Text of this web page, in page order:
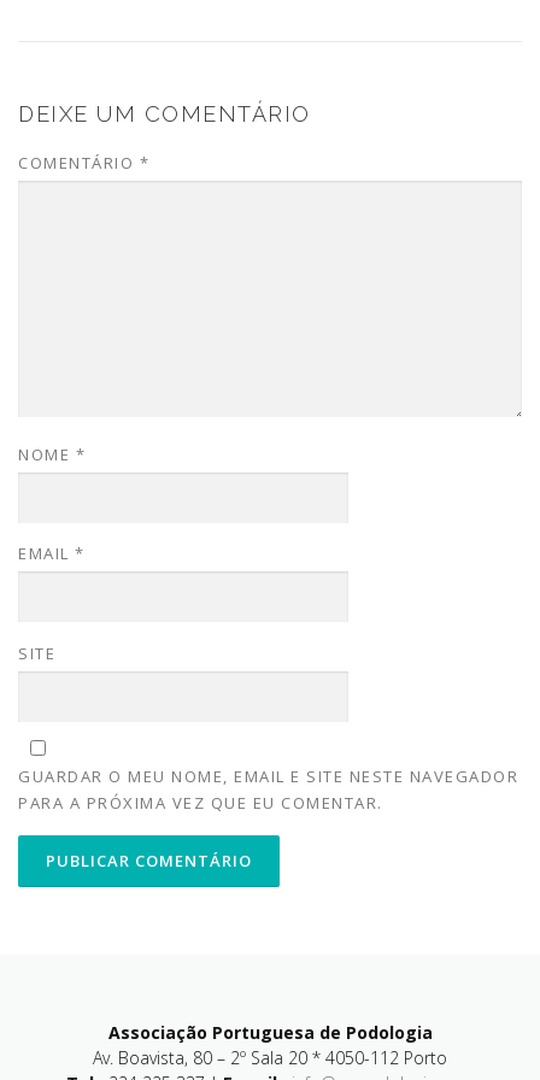
DEIXE UM COMENTÁRIO
COMENTÁRIO *
NOME *
EMAIL *
SITE
GUARDAR O MEU NOME, EMAIL E SITE NESTE NAVEGADOR
PARA A PRÓXIMA VEZ QUE EU COMENTAR.
Associação Portuguesa de Podologia
Av. Boavista, 80 – 2º Sala 20 * 4050-112 Porto